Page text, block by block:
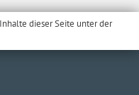
dieser Seite unter der